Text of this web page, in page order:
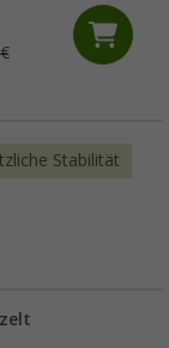
Stabilität